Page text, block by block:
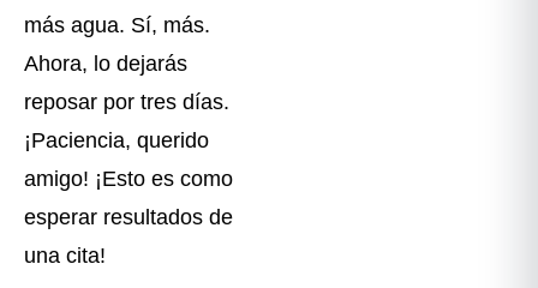
más agua. Sí, más.
Ahora, lo dejarás
reposar por tres días.
¡Paciencia, querido
amigo! ¡Esto es como
esperar resultados de
una cita!